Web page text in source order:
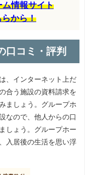
情報サイト
らから！
口コミ・評判
、インターネット上だ
合う施設の資料請求を
ましょう。グループホ
なので、他人からの口
しょう。グループホー
入居後の生活を思い浮